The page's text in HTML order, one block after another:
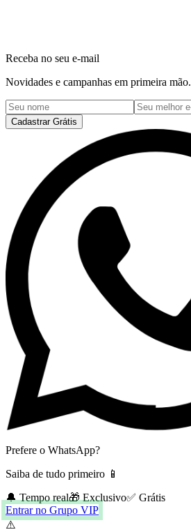
Receba no seu e-mail
Novidades e campanhas em primeira mão.
Cadastrar Grátis
Prefere o WhatsApp?
Saiba de tudo primeiro 📱
🔔 Tempo real🎁 Exclusivo✅ Grátis
Entrar no Grupo VIP
⚠️